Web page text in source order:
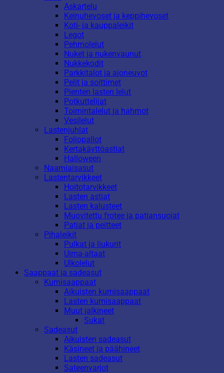
Askartelu
Keinuhevoset ja keppihevoset
Koti- ja kauppaleikit
Legot
Pehmolelut
Nuket ja nukenvaunut
Nukkekodit
Parkkitalot ja ajoneuvot
Pelit ja soittimet
Pienten lasten lelut
Potkuttelijat
Toimintalelut ja hahmot
Vesilelut
Lastenjuhlat
Foliopallot
Kertakäyttöastiat
Halloween
Naamiaisasut
Lastentarvikkeet
Hoitotarvikkeet
Lasten astiat
Lasten kalusteet
Muovitettu frotee ja patjansuojat
Patjat ja peitteet
Pihaleikit
Pulkat ja liukurit
Uima-altaat
Ulkolelut
Saappaat ja sadeasut
Kumisaappaat
Aikuisten kumisaappaat
Lasten kumisaappaat
Muut jalkineet
Sukat
Sadeasut
Aikuisten sadeasut
Käsineet ja päähineet
Lasten sadeasut
Sateenvarjot